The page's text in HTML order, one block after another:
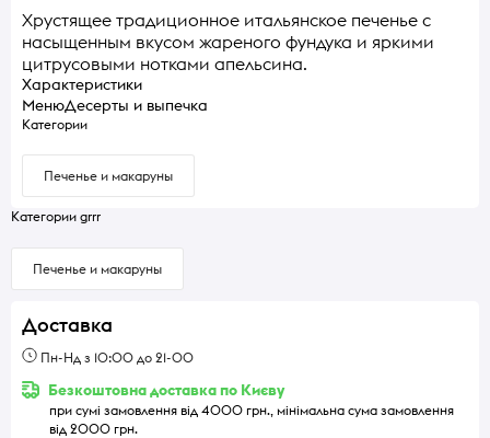
Хрустящее традиционное итальянское печенье с
насыщенным вкусом жареного фундука и яркими
цитрусовыми нотками апельсина.
Характеристики
МенюДесерты и выпечка
Категории
Печенье и макаруны
Категории grrr
Печенье и макаруны
Доставка
Пн-Нд з 10:00 до 21-00
Безкоштовна доставка по Києву
при сумі замовлення від 4000 грн., мінімальна сума замовлення
від 2000 грн.